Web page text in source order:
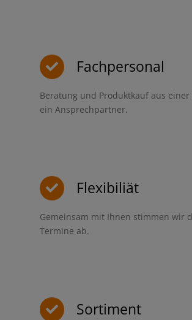
Fachpersonal
Beratung und Produktkauf aus
ein Ansprechpartner.
Flexibiliät
Gemeinsam mit Ihnen stimmen wir
Termine ab.
Sortiment